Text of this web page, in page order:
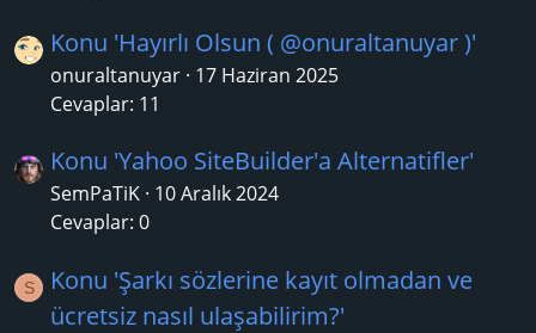
Konu 'Hayırlı Olsun ( @onuraltanuyar )'
onuraltanuyar 17 Haziran 2025
Cevaplar: 11
Konu 'Yahoo SiteBuilder'a Alternatifler'
SemPaTiK 10 Aralık 2024
Cevaplar: 0
S
Konu 'Şarkı sözlerine kayıt olmadan ve
ücretsiz nasıl ulaşabilirim?'